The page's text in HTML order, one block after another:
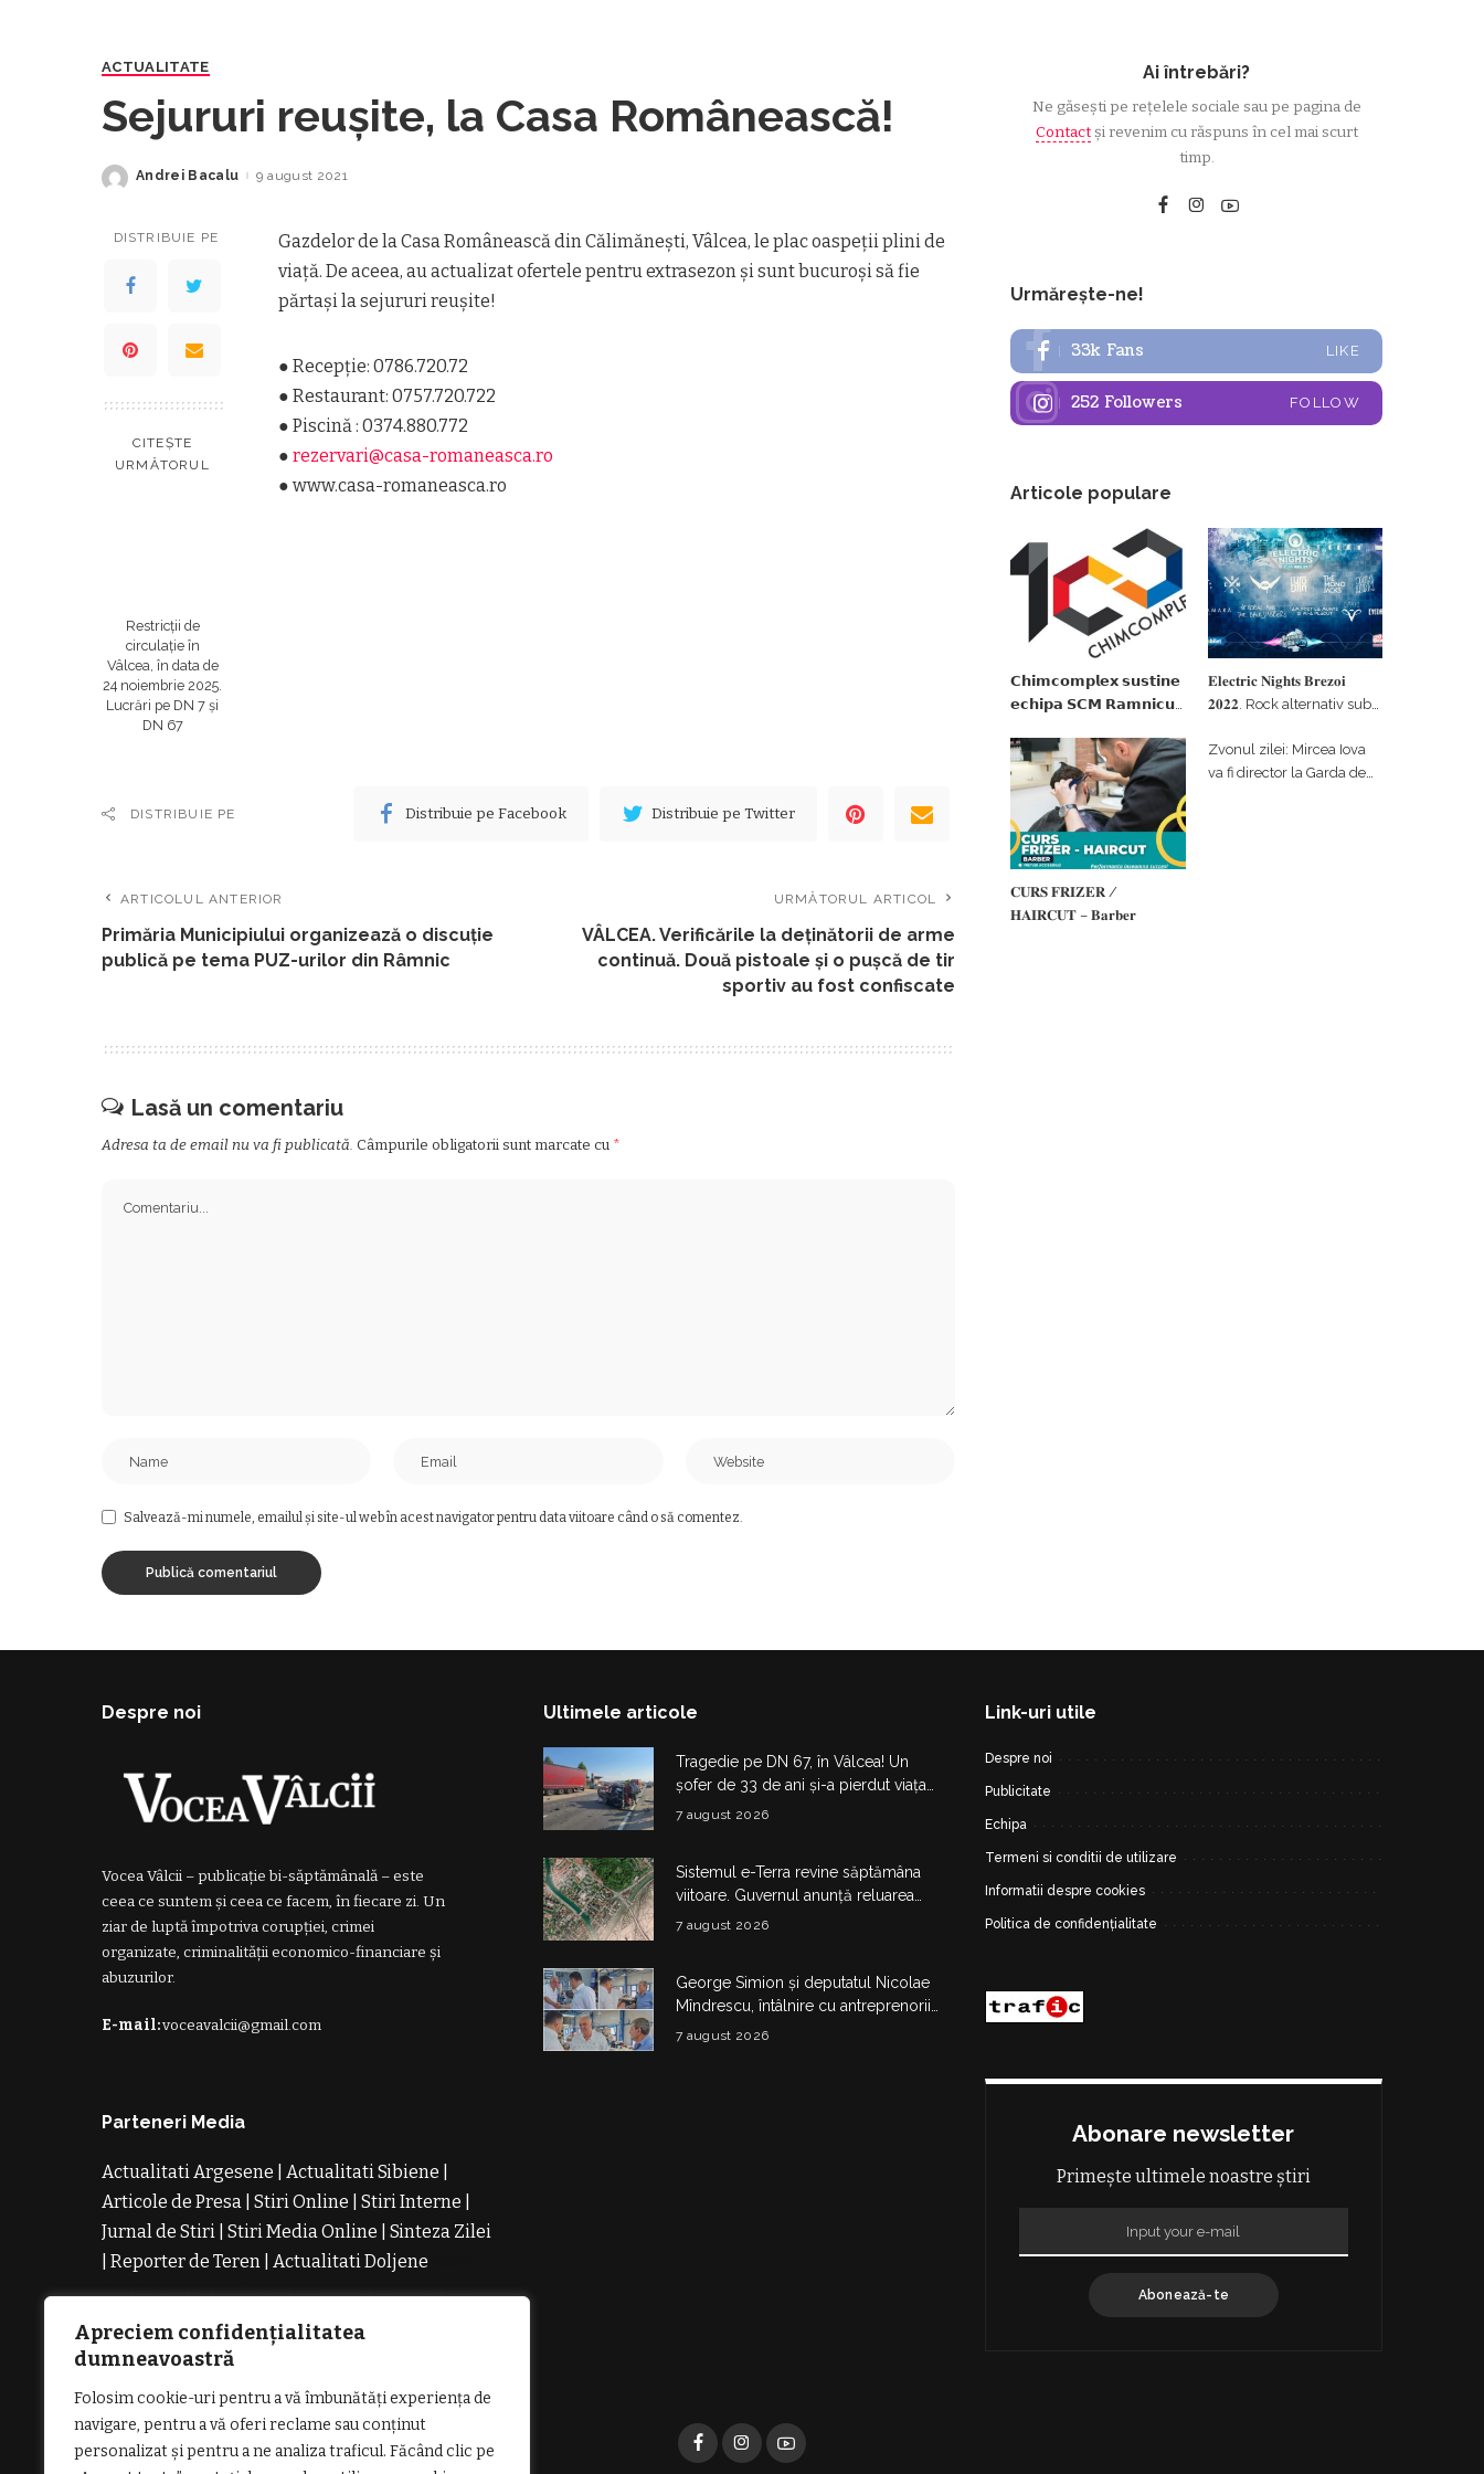
Apreciem confidențialitatea
dumneavoastră
Folosim cookie-uri pentru a vă îmbunătăți experiența de
navigare, pentru a vă oferi reclame sau conținut
personalizat și pentru a ne analiza traficul. Făcând clic pe
ACTUALITATE
Sejururi reușite, la Casa Românească!
Posted
Andrei Bacalu 9 august 2021
DISTRIBUIE PE
CITEȘTE
URMĂTORUL
Restricții de
circulație în
Vâlcea, în data de
24 noiembrie 2025.
Lucrări pe DN 7 și
DN 67
Gazdelor de la Casa Românească din Călimănești, Vâlcea, le plac oaspeții plini de
viață. De aceea, au actualizat ofertele pentru extrasezon și sunt bucuroși să fie
părtași la sejururi reușite!
● Recepție: 0786.720.72
● Restaurant: 0757.720.722
● Piscină : 0374.880.772
● rezervari@casa-romaneasca.ro
● www.casa-romaneasca.ro
DISTRIBUIE PE Distribuie pe Facebook Distribuie pe Twitter
ARTICOLUL ANTERIOR
Primăria Municipiului organizează o discuţie
publică pe tema PUZ-urilor din Râmnic
URMĂTORUL ARTICOL
VÂLCEA. Verificările la deținătorii de arme
continuă. Două pistoale și o pușcă de tir
sportiv au fost confiscate
Lasă un comentariu
Adresa ta de email nu va fi publicată. Câmpurile obligatorii sunt marcate cu *
Salvează-mi numele, emailul și site-ul web în acest navigator pentru data viitoare când o să comentez.
Ai întrebări?
Ne găsești pe rețelele sociale sau pe pagina de
Contactși revenim cu răspuns în cel mai scurt
timp.
Urmărește-ne!
33k Fans LIKE
252 Followers FOLLOW
Articole populare
𝗖𝗵𝗶𝗺𝗰𝗼𝗺𝗽𝗹𝗲𝘅 𝘀𝘂𝘀𝘁𝗶𝗻𝗲
𝗲𝗰𝗵𝗶𝗽𝗮 𝗦𝗖𝗠 𝗥𝗮𝗺𝗻𝗶𝗰𝘂
𝗽𝗮𝗿𝘁𝗲𝗻𝗲𝗿 𝗳𝗶𝗻𝗮𝗻𝘁𝗮𝘁𝗼𝗿
𝐄𝐥𝐞𝐜𝐭𝐫𝐢𝐜 𝐍𝐢𝐠𝐡𝐭𝐬 𝐁𝐫𝐞𝐳𝐨𝐢
𝟐𝟎𝟐𝟐. Rock alternativ sub
#𝐁𝐫𝐞𝐳𝐨𝐢𝐮𝐥𝐋𝐮𝐦𝐢𝐢
𝐂𝐔𝐑𝐒 𝐅𝐑𝐈𝐙𝐄𝐑 /
𝐇𝐀𝐈𝐑𝐂𝐔𝐓 – 𝐁𝐚𝐫𝐛𝐞𝐫
Zvonul zilei: Mircea Iova
va fi director la Garda de
Despre noi
Vocea Vâlcii – publicație bi-săptămânală – este
ceea ce suntem și ceea ce facem, în fiecare zi. Un
ziar de luptă împotriva corupției, crimei
organizate, criminalității economico-financiare și
abuzurilor.
E-mail:voceavalcii@gmail.com
Parteneri Media
Actualitati Argesene Actualitati Sibiene
Articole de Presa
Stiri Online Stiri Interne
Jurnal de Stiri
Stiri Media Online
Sinteza Zilei
Reporter de Teren Actualitati Doljene
NoiRochii de RevelionRochii de BanchetRochii
de Cununie
Magazin de Rochii
Comanda Rochii de Seara
Ultimele articole
Tragedie pe DN 67, în Vâlcea! Un
șofer de 33 de ani și-a pierdut viața
într-un accident la Budești
7 august 2026
Sistemul e-Terra revine săptămâna
viitoare. Guvernul anunță reluarea
etapizată a activității ANCPI
7 august 2026
George Simion și deputatul Nicolae
Mîndrescu, întâlnire cu antreprenorii
și producătorii din Drăgășani
7 august 2026
Link-uri utile
Despre noi
Publicitate
Echipa
Termeni si conditii de utilizare
Informatii despre cookies
Politica de confidențialitate
Abonare newsletter
Primește ultimele noastre știri
Abonează-te